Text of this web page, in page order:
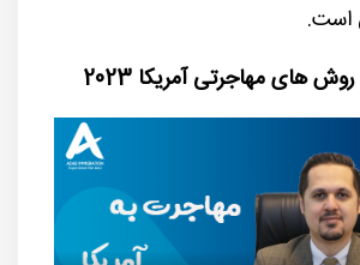
است.
های مهاجرتی آمریکا 2023